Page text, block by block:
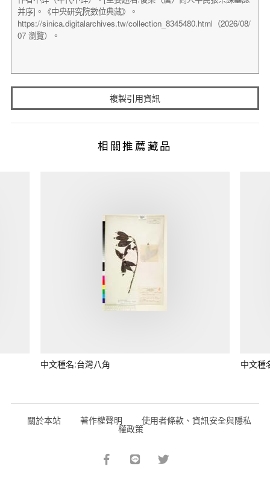
複製引用資訊
相關推薦藏品
中文種名:台灣八角 中文種
關於本站 著作權聲明 使用者條款、資訊安全與隱私
權政策